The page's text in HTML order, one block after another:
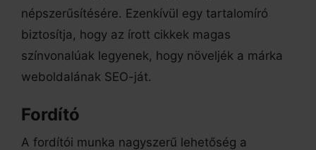
népszerűsítésére. Ezenkívül egy tartalomíró
biztosítja, hogy az írott cikkek magas
színvonalúak legyenek, hogy növeljék a márka
weboldalának SEO-ját.
Fordító
A fordítói munka nagyszerű lehetőség a